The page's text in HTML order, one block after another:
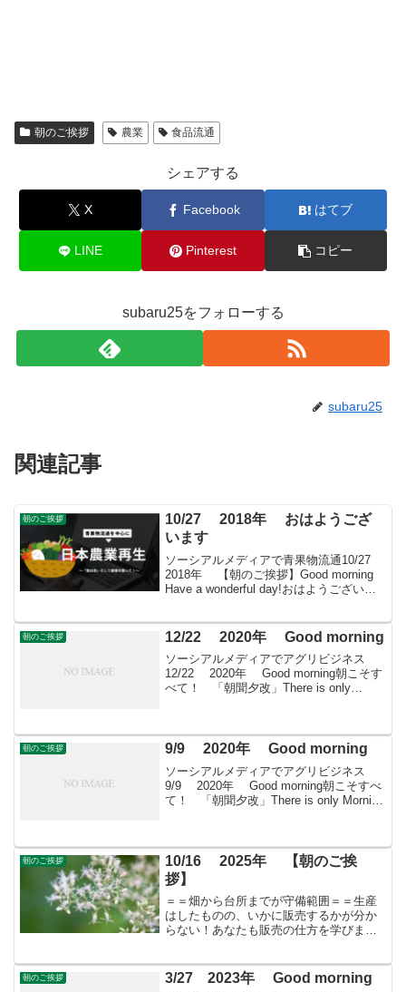
朝のご挨拶 農業 食品流通
シェアする
X Facebook はてブ
LINE Pinterest コピー
subaru25をフォローする
subaru25
関連記事
朝のご挨拶
10/27 2018年 おはようござ
います
ソーシアルメディアで青果物流通10/27
2018年 【朝のご挨拶】Good morning
Have a wonderful day!おはようございま
ばら科の落葉...
朝のご挨拶 12/22 2020年 Good morning
ソーシアルメディアでアグリビジネス
12/22 2020年 Good morning朝こそす
べて！ 「朝聞夕改」There is only
朝のご挨拶 9/9 2020年 Good morning
ソーシアルメディアでアグリビジネス
9/9 2020年 Good morning朝こそすべ
て！ 「朝聞夕改」There is only Morning
朝のご挨拶
10/16 2025年 【朝のご挨
拶】
＝＝畑から台所までが守備範囲＝＝生産
はしたものの、いかに販売するかが分か
らない！あなたも販売の仕方を学びませ
朝のご挨拶 3/27 2023年 Good morning